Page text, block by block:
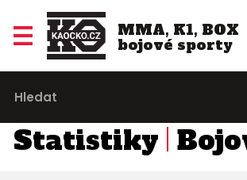
MMA, K1, BOX
bojové sporty
Statistiky